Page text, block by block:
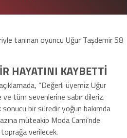
tanınan oyuncu Uğur Taşdemir 58
HAYATINI KAYBETTİ
“Değerli üyemiz Uğur
tüm sevenlerine sabır dileriz.
sonucu bir süredir yoğun bakımda
müteakip Moda Cami’nde
toprağa verilecek.